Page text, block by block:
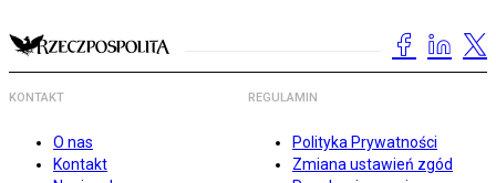
KONTAKT
O nas
Kontakt
REGULAMIN
Polityka Prywatności
Zmiana ustawień zgód